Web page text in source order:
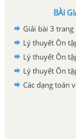
BÀI
Các dạng toán